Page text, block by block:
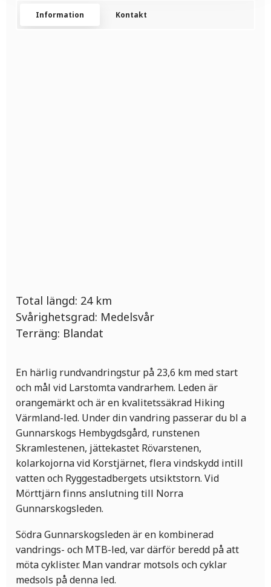
Information Kontakt
Total längd: 24 km
Svårighetsgrad: Medelsvår
Terräng: Blandat
En härlig rundvandringstur på 23,6 km med start
och mål vid Larstomta vandrarhem. Leden är
orangemärkt och är en kvalitetssäkrad Hiking
Värmland-led. Under din vandring passerar du bl a
Gunnarskogs Hembygdsgård, runstenen
Skramlestenen, jättekastet Rövarstenen,
kolarkojorna vid Korstjärnet, flera vindskydd intill
vatten och Ryggestadbergets utsiktstorn. Vid
Mörttjärn finns anslutning till Norra
Gunnarskogsleden.
Södra Gunnarskogsleden är en kombinerad
vandrings- och MTB-led, var därför beredd på att
möta cyklister. Man vandrar motsols och cyklar
medsols på denna led.